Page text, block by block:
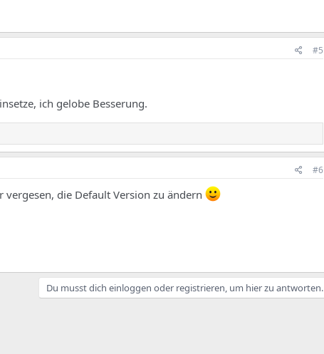
#5
ich gelobe Besserung.
#6
die Default Version zu ändern
Du musst dich einloggen oder registrieren, um hier zu antworten.